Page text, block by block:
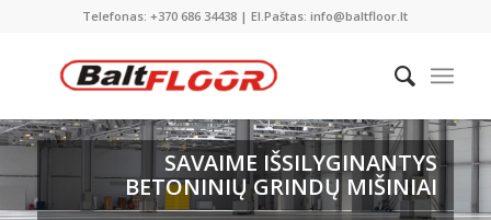
Telefonas: +370 686 34438 | El.Paštas: info@baltfloor.lt
SAVAIME IŠSILYGINANTYS
BETONINIŲ GRINDŲ MIŠINIAI